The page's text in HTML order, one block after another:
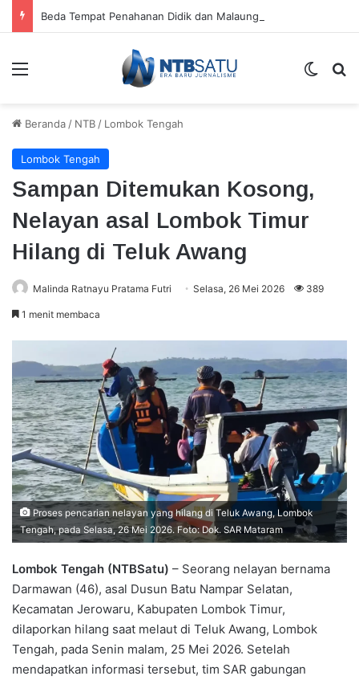
Menu
Beranda / NTB / Lombok Tengah
Lombok Tengah
Sampan Ditemukan Kosong,
Nelayan asal Lombok Timur
Hilang di Teluk Awang
Malinda Ratnayu Pratama Futri Selasa, 26 Mei 2026 389
1 menit membaca
Proses pencarian nelayan yang hilang di Teluk Awang, Lombok
Tengah, pada Selasa, 26 Mei 2026. Foto: Dok. SAR Mataram
Lombok Tengah (NTBSatu) – Seorang nelayan bernama
Darmawan (46), asal Dusun Batu Nampar Selatan,
Kecamatan Jerowaru, Kabupaten Lombok Timur,
dilaporkan hilang saat melaut di Teluk Awang, Lombok
Tengah, pada Senin malam, 25 Mei 2026. Setelah
mendapatkan informasi tersebut, tim SAR gabungan